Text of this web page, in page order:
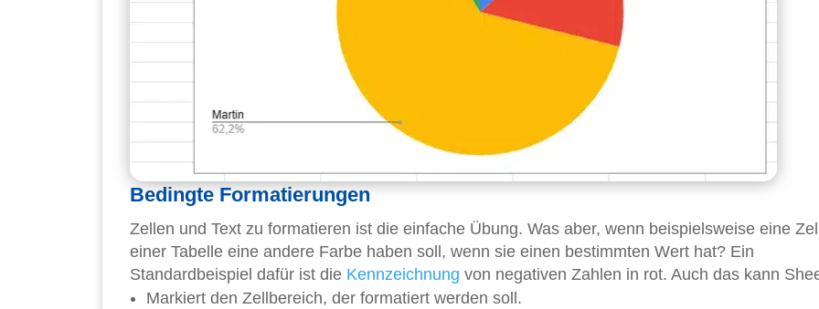
Bedingte Formatierungen
Zellen und Text zu formatieren ist die einfache Übung. Was aber, wenn beispielsweise eine
einer Tabelle eine andere Farbe haben soll, wenn sie einen bestimmten Wert hat? Ein
Standardbeispiel dafür ist die Kennzeichnung von negativen Zahlen in rot. Auch das kann
Markiert den Zellbereich, der formatiert werden soll.